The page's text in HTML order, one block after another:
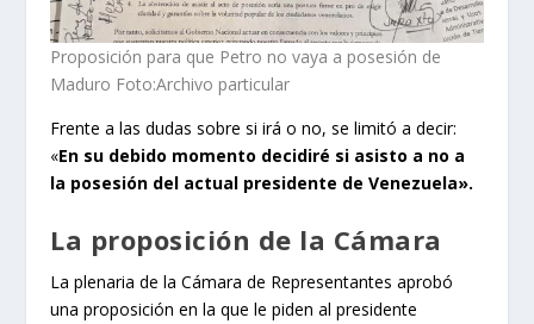
Proposición para que Petro no vaya a posesión de
Maduro Foto:Archivo particular
Frente a las dudas sobre si irá o no, se limitó a decir:
«En su debido momento decidiré si asisto a no a
la posesión del actual presidente de Venezuela».
La proposición de la Cámara
La plenaria de la Cámara de Representantes aprobó
una proposición en la que le piden al presidente